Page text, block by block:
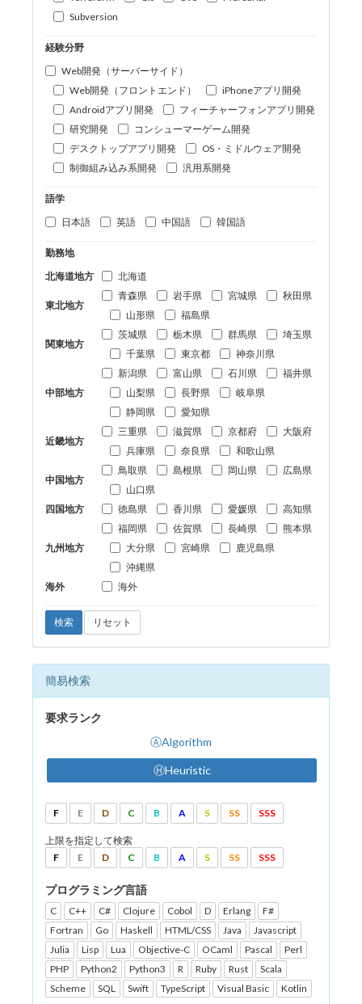
Subversion
経験分野
Web開発（サーバーサイド）
Web開発（フロントエンド）
iPhoneアプリ開発
Androidアプリ開発
フィーチャーフォンアプリ開発
研究開発
コンシューマーゲーム開発
デスクトップアプリ開発
OS・ミドルウェア開発
制御組み込み系開発
汎用系開発
語学
日本語
英語 中国語 韓国語
勤務地
北海道地方
北海道
東北地方
青森県 岩手県 宮城県
秋田県
山形県
福島県
関東地方
茨城県 栃木県 群馬県
埼玉県
千葉県
東京都 神奈川県
中部地方
新潟県 富山県 石川県
福井県
山梨県
長野県
岐阜県
静岡県
愛知県
近畿地方
三重県 滋賀県 京都府
大阪府
兵庫県
奈良県 和歌山県
中国地方
鳥取県 島根県 岡山県
広島県
山口県
四国地方
徳島県 香川県 愛媛県 高知県
九州地方
福岡県 佐賀県 長崎県
熊本県
大分県
宮崎県
鹿児島県
沖縄県
海外
海外
検索 リセット
簡易検索
要求ランク
ⒶAlgorithm
ⒽHeuristic
F E D C B A S SS SSS
上限を指定して検索
F
E D C B A S SS SSS
プログラミング言語
C C++ C# Clojure Cobol D Erlang
F#
Fortran
Go Haskell HTML/CSS Java
Javascript
Julia
Lisp Lua Objective-C OCaml Pascal
Perl
PHP
Python2 Python3 R Ruby Rust
Scala
Scheme
SQL Swift TypeScript Visual Basic Kotlin